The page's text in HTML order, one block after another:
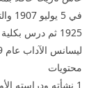
في
1925 ثم درس
ليسانس الآداب عام 1929 وليسانس الحقوق عام 1930.
محتويات
1 نشأته ودراسته الأولى